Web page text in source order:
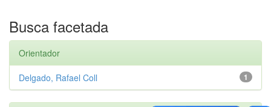
Busca facetada
Orientador
1
Delgado, Rafael Coll